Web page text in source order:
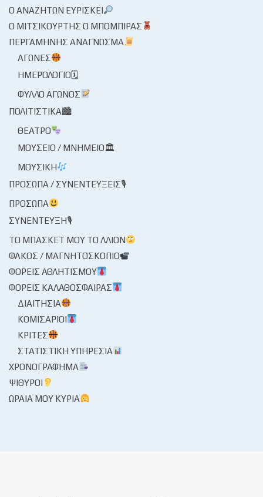
Ο ΑΝΑΖΗΤΏΝ ΕΥΡΊΣΚΕΙ
Ο ΜΙΤΣΙΚΟΥΡΤΉΣ Ο ΜΠΌΜΠΙΡΑΣ
ΠΕΡΓΑΜΗΝΉΣ ΑΝΆΓΝΩΣΜΑ
ΑΓΏΝΕΣ
ΗΜΕΡΟΛΌΓΙΟ🗓
ΦΎΛΛΟ ΑΓΏΝΟΣ
ΠΟΛΙΤΙΣΤΙΚΆ🏙
ΘΈΑΤΡΟ
ΜΟΥΣΕΊΟ / ΜΝΗΜΕΊΟ🏛
ΜΟΥΣΙΚΉ
ΠΡΌΣΩΠΑ / ΣΥΝΕΝΤΕΎΞΕΙΣ🎙
ΠΡΌΣΩΠΑ
ΣΥΝΈΝΤΕΥΞΗ🎙
ΤΟ ΜΠΆΣΚΕΤ ΜΟΥ ΤΟ ΛΛΊΟΝ
ΦΑΚΌΣ / ΜΑΓΝΗΤΟΣΚΌΠΙΟ
ΦΟΡΕΊΣ ΑΘΛΗΤΙΣΜΟΎ
ΦΟΡΕΊΣ ΚΑΛΑΘΌΣΦΑΙΡΑΣ
ΔΙΑΙΤΗΣΊΑ
ΚΟΜΙΣΆΡΙΟΙ
ΚΡΙΤΈΣ
ΣΤΑΤΙΣΤΙΚΉ ΥΠΗΡΕΣΊΑ
ΧΡΟΝΟΓΡΆΦΗΜΑ
ΨΊΘΥΡΟΙ
ΩΡΑΊΑ ΜΟΥ ΚΥΡΊΑ